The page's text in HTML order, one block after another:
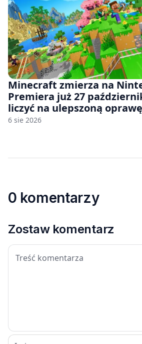
Minecraft zmierza na
Premiera już 27
liczyć na ulepszoną
6 sie 2026
0 komentarzy
Zostaw komentarz